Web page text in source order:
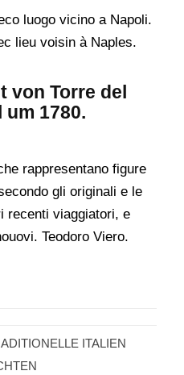
luogo vicino a Napoli.
lieu voisin à Naples.
von Torre del
um 1780.
rappresentano figure
gli originali e le
recenti viaggiatori, e
Teodoro Viero.
ITALIEN